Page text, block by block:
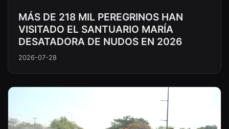
MÁS DE 218 MIL PEREGRINOS HAN
VISITADO EL SANTUARIO MARÍA
DESATADORA DE NUDOS EN 2026
2026-07-28